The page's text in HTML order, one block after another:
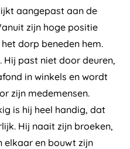
aangepast aan de
zijn hoge positie
dorp beneden hem.
Hij past niet door deuren,
in winkels en wordt
zijn medemensen.
is hij heel handig, dat
Hij naait zijn broeken,
elkaar en bouwt zijn